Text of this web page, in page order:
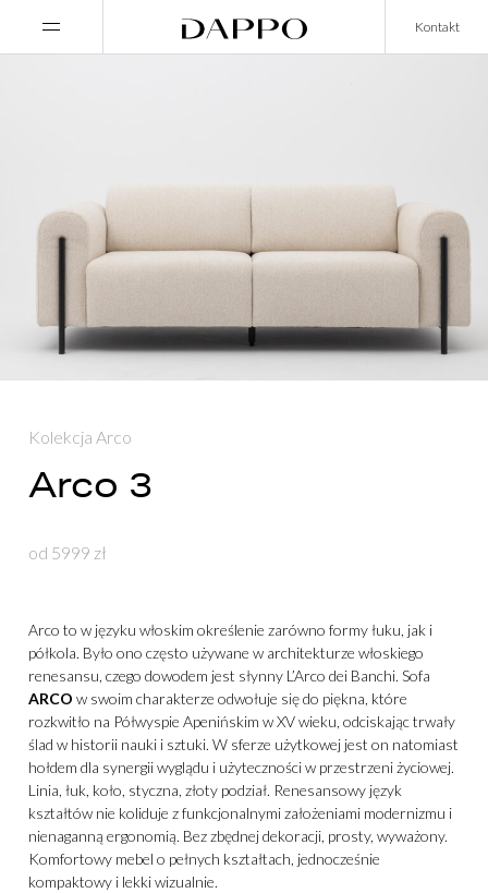
Main Navigation Kontakt
Kolekcja Arco
Arco 3
od 5999 zł
Arco to w języku włoskim określenie zarówno formy łuku, jak i
półkola. Było ono często używane w architekturze włoskiego
renesansu, czego dowodem jest słynny L’Arco dei Banchi. Sofa
ARCO w swoim charakterze odwołuje się do piękna, które
rozkwitło na Półwyspie Apenińskim w XV wieku, odciskając trwały
ślad w historii nauki i sztuki. W sferze użytkowej jest on natomiast
hołdem dla synergii wyglądu i użyteczności w przestrzeni życiowej.
Linia, łuk, koło, styczna, złoty podział. Renesansowy język
kształtów nie koliduje z funkcjonalnymi założeniami modernizmu i
nienaganną ergonomią. Bez zbędnej dekoracji, prosty, wyważony.
Komfortowy mebel o pełnych kształtach, jednocześnie
kompaktowy i lekki wizualnie.